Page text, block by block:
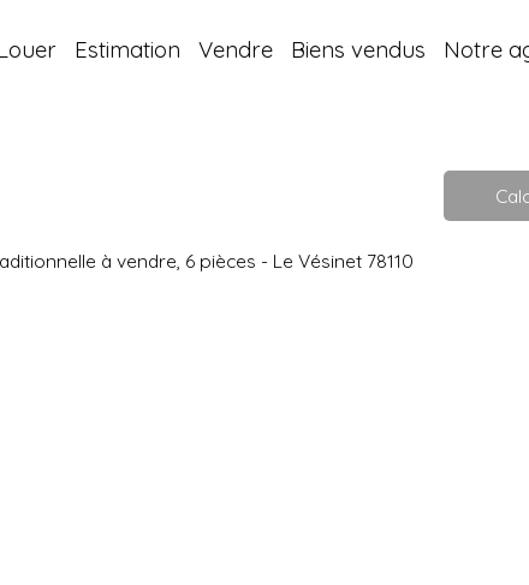
Estimation Vendre Biens vendus Notre
à vendre, 6 pièces - Le Vésinet 78110